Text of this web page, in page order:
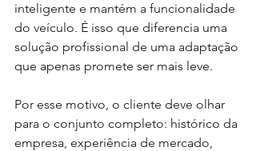
inteligente e mantém a funcionalidade
do veículo. É isso que diferencia uma
solução profissional de uma adaptação
que apenas promete ser mais leve.
Por esse motivo, o cliente deve olhar
para o conjunto completo: histórico da
empresa, experiência de mercado,